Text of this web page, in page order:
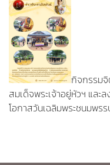
กิจกรรม
สมเด็จพระเจ้าอยู่หัวฯ และ
โอกาสวันเฉลิมพระชนมพร